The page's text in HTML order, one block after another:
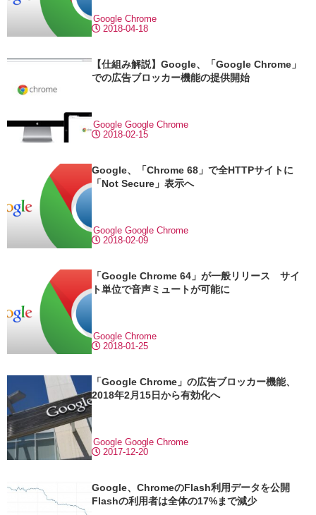
2018-04-18
Google Chrome
【仕組み解説】Google、「Google Chrome」
での広告ブロッカー機能の提供開始
2018-02-15
Google Google Chrome
Google、「Chrome 68」で全HTTPサイトに
「Not Secure」表示へ
2018-02-09
Google Google Chrome
「Google Chrome 64」が一般リリース サイ
ト単位で音声ミュートが可能に
2018-01-25
Google Chrome
「Google Chrome」の広告ブロッカー機能、
2018年2月15日から有効化へ
2017-12-20
Google Google Chrome
Google、ChromeのFlash利用データを公開
Flashの利用者は全体の17%まで減少